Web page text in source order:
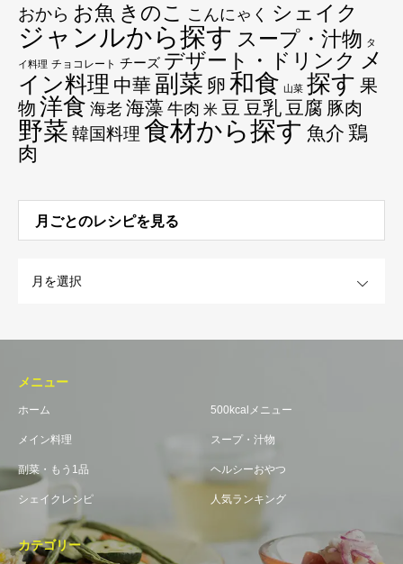
おから お魚 きのこ こんにゃく シェイク
ジャンルから探す スープ・汁物 タ
イ料理 チョコレート チーズ デザート・ドリンク メ
イン料理 中華 副菜 卵 和食 山菜 探す 果
物 洋食 海老 海藻 牛肉 米 豆 豆乳 豆腐 豚肉
野菜 韓国料理 食材から探す 魚介 鶏
肉
月ごとのレシピを見る
メニュー
ホーム 500kcalメニュー
メイン料理 スープ・汁物
副菜・もう1品 ヘルシーおやつ
シェイクレシピ 人気ランキング
カテゴリー